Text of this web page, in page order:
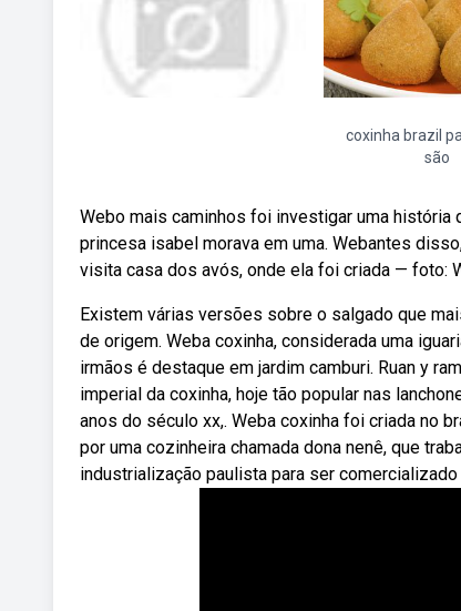
coxinha brazil
são
Webo mais caminhos foi investigar uma
princesa isabel morava em uma. Webantes
visita casa dos avós, onde ela foi criada — foto:
Existem várias versões sobre o salgado que
de origem. Weba coxinha, considerada uma
irmãos é destaque em jardim camburi. Ruan y
imperial da coxinha, hoje tão popular nas
anos do século xx,. Weba coxinha foi criada no
por uma cozinheira chamada dona nenê, que
industrialização paulista para ser